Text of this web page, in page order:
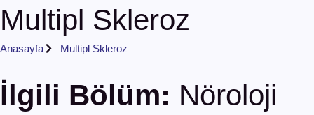
Multipl Skleroz
Anasayfa Multipl Skleroz
İlgili Bölüm: Nöroloji